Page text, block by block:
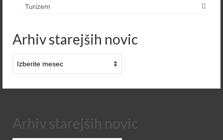
Turizem
Arhiv starejših novic
starejših
Arhiv starejših novic